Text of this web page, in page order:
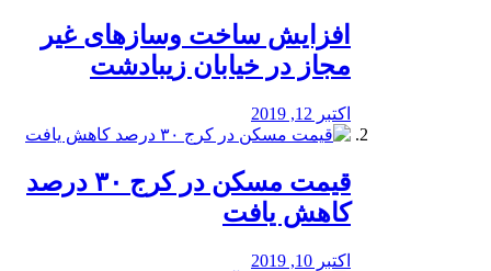
افزایش ساخت وسازهای غیر
مجاز در خیابان زیبادشت
اکتبر 12, 2019
️قیمت مسکن در کرج ۳۰ درصد
کاهش یافت
اکتبر 10, 2019